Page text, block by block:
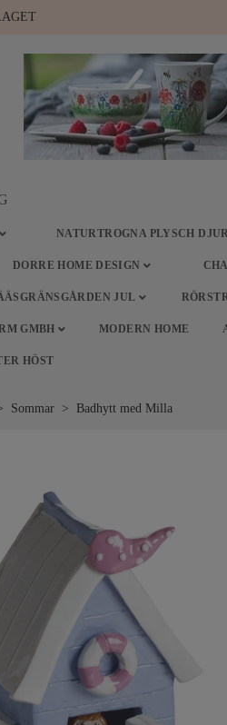
NATURTROGNA PLYSCH DJUR
DORRE HOME DESIGN
JUL
GMBH MODERN HOME
HÖST
Sommar Badhytt med Milla